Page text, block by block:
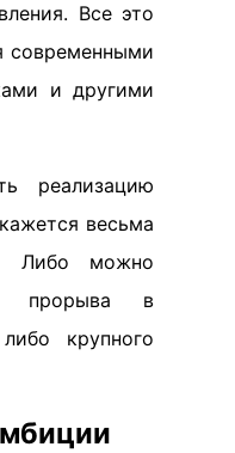
Все это
современными
и другими
реализацию
весьма
Либо можно
прорыва в
крупного